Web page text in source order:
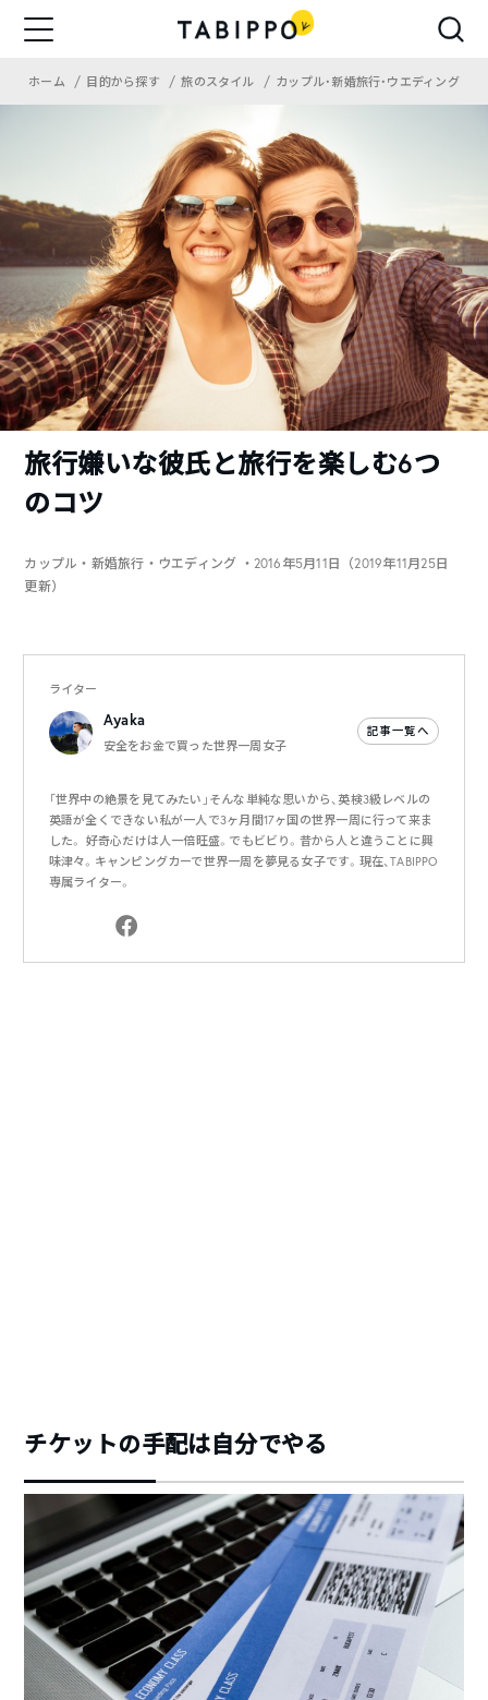
ホーム 目的から探す 旅のスタイル カップル・新婚旅行・ウエディング
旅行嫌いな彼氏と旅行を楽しむ6つ
のコツ
カップル・新婚旅行・ウエディング ・2016年5月11日（2019年11月25日
更新）
ライター
Ayaka
安全をお金で買った世界一周女子
記事一覧へ
「世界中の絶景を見てみたい」そんな単純な思いから、英検3級レベルの
英語が全くできない私が一人で3ヶ月間17ヶ国の世界一周に行って来ま
した。 好奇心だけは人一倍旺盛。でもビビり。昔から人と違うことに興
味津々。キャンピングカーで世界一周を夢見る女子です。現在、TABIPPO
専属ライター。
チケットの手配は自分でやる